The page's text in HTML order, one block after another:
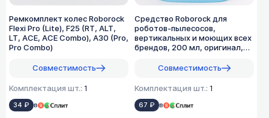
Ремкомплект колес Roborock
Flexi Pro (Lite), F25 (RT, ALT,
LT, ACE, ACE Combo), A30 (Pro,
Pro Combo)
Совместимость
Комплектация шт.: 1
34 ₽ в
Средство Roborock для
роботов-пылесосов,
вертикальных и моющих всех
брендов, 200 мл, оригинал,
Совместимость
Комплектация шт.: 1
67 ₽ в